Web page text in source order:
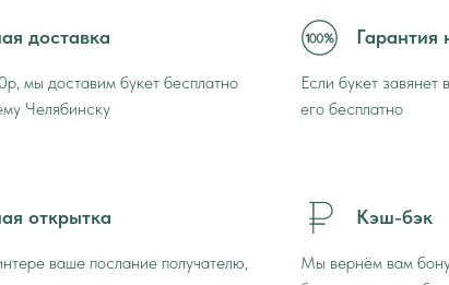
доставка
мы доставим букет бесплатно
Челябинску
Гарантия
Если букет
его бесплатно
открытка
ваше послание получателю,
Кэш-бэк
Мы вернём вам